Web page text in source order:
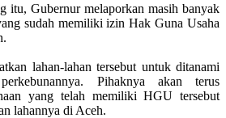
itu, Gubernur melaporkan masih banyak
sudah memiliki izin Hak Guna Usaha
lahan-lahan tersebut untuk ditanami
Pihaknya akan terus
yang telah memiliki HGU tersebut
lahannya di Aceh.